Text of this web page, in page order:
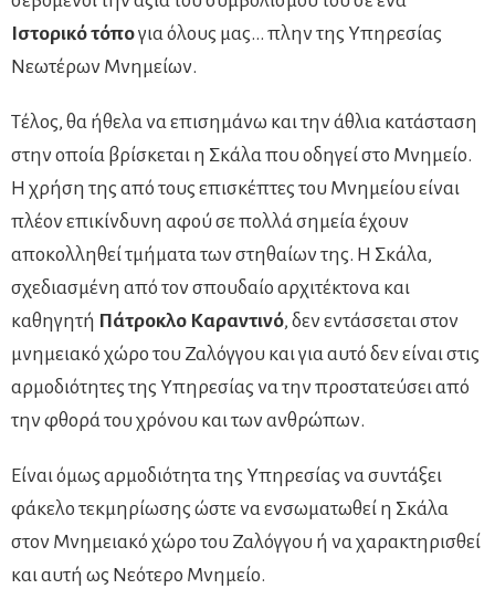
Ιστορικό τόπογια όλους μας… πλην της Υπηρεσίας
Νεωτέρων Μνημείων.
Τέλος, θα ήθελα να επισημάνω και την άθλια κατάσταση
στην οποία βρίσκεται η Σκάλα που οδηγεί στο Μνημείο.
Η χρήση της από τους επισκέπτες του Μνημείου είναι
πλέον επικίνδυνη αφού σε πολλά σημεία έχουν
αποκολληθεί τμήματα των στηθαίων της. Η Σκάλα,
σχεδιασμένη από τον σπουδαίο αρχιτέκτονα και
καθηγητή Πάτροκλο Καραντινό, δεν εντάσσεται στον
μνημειακό χώρο του Ζαλόγγου και για αυτό δεν είναι στις
αρμοδιότητες της Υπηρεσίας να την προστατεύσει από
την φθορά του χρόνου και των ανθρώπων.
Είναι όμως αρμοδιότητα της Υπηρεσίας να συντάξει
φάκελο τεκμηρίωσης ώστε να ενσωματωθεί η Σκάλα
στον Μνημειακό χώρο του Ζαλόγγου ή να χαρακτηρισθεί
και αυτή ως Νεότερο Μνημείο.